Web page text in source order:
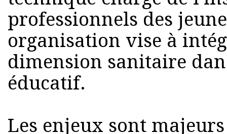
professionnels des
organisation vise à
dimension sanitaire
éducatif.
Les enjeux sont